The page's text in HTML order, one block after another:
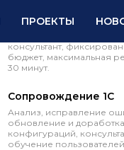
ПРОЕКТЫ
Сопровождение 1С
консультант,
бюджет, максимальная
30 минут.
Сопровождение 1С
Анализ, исправление
обновление и доработка
конфигураций,
обучение пользователей